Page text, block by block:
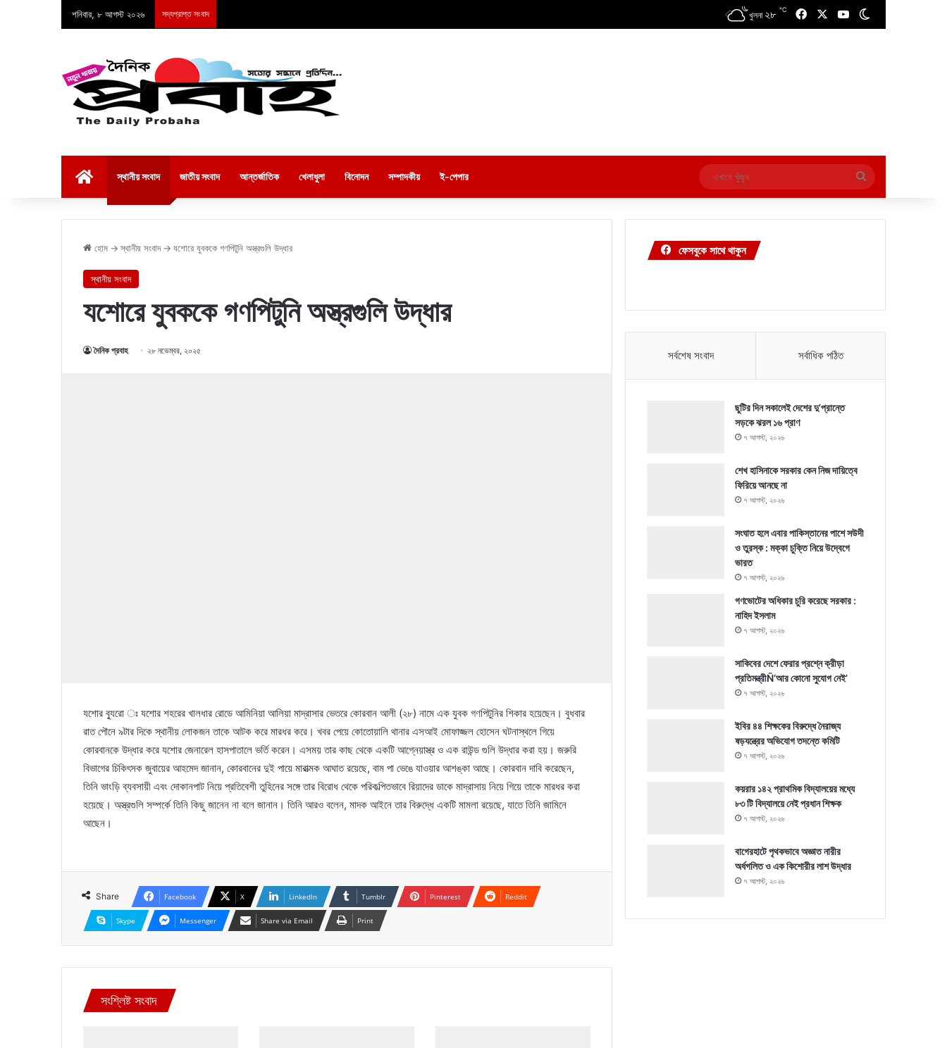
শনিবার, ৮ আগস্ট ২০২৬ সদ্যপ্রাপ্ত সংবাদ খুলনা ২৮ ℃ FacebookYouTube
স্থানীয় সংবাদ জাতীয় সংবাদ আন্তর্জাতিক খেলাধুলা বিনোদন সম্পাদকীয় ই-পেপার
এখানে
খুঁজুন
হোম → স্থানীয় সংবাদ → যশোরে যুবককে গণপিটুনি অস্ত্রগুলি উদ্ধার
স্থানীয় সংবাদ
যশোরে যুবককে গণপিটুনি অস্ত্রগুলি উদ্ধার
দৈনিক প্রবাহ ২৮ নভেম্বর, ২০২৫
যশোর ব্যুরো ঃ যশোর শহরের খালধার রোডে আমিনিয়া আলিয়া মাদ্রাসার ভেতরে কোরবান আলী (২৮) নামে এক যুবক গণপিটুনির শিকার হয়েছেন। বুধবার
রাত পৌনে ৯টার দিকে স্থানীয় লোকজন তাকে আটক করে মারধর করে। খবর পেয়ে কোতোয়ালি থানার এসআই মোফাজ্জল হোসেন ঘটনাস্থলে গিয়ে
কোরবানকে উদ্ধার করে যশোর জেনারেল হাসপাতালে ভর্তি করেন। এসময় তার কাছ থেকে একটি আগ্নেয়াস্ত্র ও এক রাউন্ড গুলি উদ্ধার করা হয়। জরুরি
বিভাগের চিকিৎসক জুবায়ের আহমেদ জানান, কোরবানের দুই পায়ে মারাত্মক আঘাত রয়েছে, বাম পা ভেঙে যাওয়ার আশঙ্কা আছে। কোরবান দাবি করেছেন,
তিনি ভাংড়ি ব্যবসায়ী এবং দোকানপাট নিয়ে প্রতিবেশী তুহিনের সঙ্গে তার বিরোধ থেকে পরিকল্পিতভাবে রিয়াদের ডাকে মাদ্রাসায় নিয়ে গিয়ে তাকে মারধর করা
হয়েছে। অস্ত্রগুলি সম্পর্কে তিনি কিছু জানেন না বলে জানান। তিনি আরও বলেন, মাদক আইনে তার বিরুদ্ধে একটি মামলা রয়েছে, যাতে তিনি জামিনে
আছেন।
Share Facebook X LinkedIn Tumblr Pinterest Reddit
Skype Messenger Share via Email Print
সংশ্লিষ্ট সংবাদ
ফেসবুকে সাথে থাকুন
সর্বশেষ সংবাদ সর্বাধিক পঠিত
ছুটির দিন সকালেই দেশের দু’প্রান্তে
সড়কে ঝরল ১৬ প্রাণ
৭ আগস্ট, ২০২৬
শেখ হাসিনাকে সরকার কেন নিজ দায়িত্বে
ফিরিয়ে আনছে না
৭ আগস্ট, ২০২৬
সংঘাত হলে এবার পাকিস্তানের পাশে সউদী
ও তুরস্ক : মক্কা চুক্তি নিয়ে উদ্বেগে
ভারত
৭ আগস্ট, ২০২৬
গণভোটের অধিকার চুরি করেছে সরকার :
নাহিদ ইসলাম
৭ আগস্ট, ২০২৬
সাকিবের দেশে ফেরার প্রশ্নে ক্রীড়া
প্রতিমন্ত্রীÑ‘আর কোনো সুযোগ নেই’
৭ আগস্ট, ২০২৬
ইবির ৪৪ শিক্ষকের বিরুদ্ধে নৈরাজ্য
ষড়যন্ত্রের অভিযোগ তদন্তে কমিটি
৭ আগস্ট, ২০২৬
কয়রার ১৪২ প্রাথমিক বিদ্যালয়ের মধ্যে
৮৩ টি বিদ্যালয়ে নেই প্রধান শিক্ষক
৭ আগস্ট, ২০২৬
বাগেরহাটে পৃথকভাবে অজ্ঞাত নারীর
অর্ধগলিত ও এক কিশোরীর লাশ উদ্ধার
৭ আগস্ট, ২০২৬